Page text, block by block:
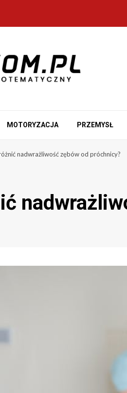
MOTORYZACJA PRZEMYSŁ
nadwrażliwość zębów od próchnicy?